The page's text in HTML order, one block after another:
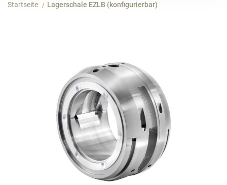
Startseite Lagerschale EZLB (konfigurierbar)